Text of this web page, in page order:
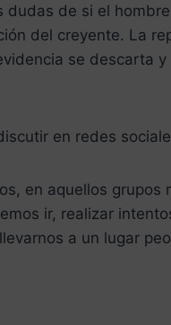
dudas de si el
del creyente. La
se descarta y
en redes
en aquellos grupos
ir, realizar
a un lugar